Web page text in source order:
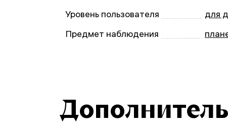
Уровень пользователя
для
Предмет наблюдения